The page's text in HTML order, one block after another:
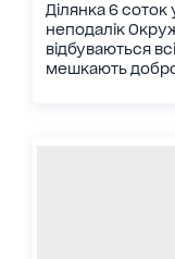
Ділянка 6
неподалік
відбуваються
мешкають